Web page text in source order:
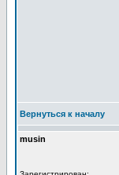
Вернуться к началу
musin